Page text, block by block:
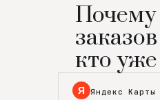
Почему
кто
Я Яндекс Карты